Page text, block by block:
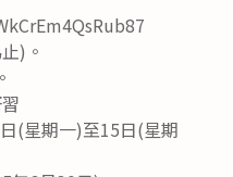
)。
(星期一)至15日(星期